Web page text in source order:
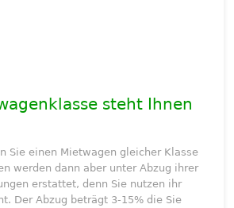
steht Ihnen
Sie einen Mietwagen gleicher Klasse
werden dann aber unter Abzug ihrer
erstattet, denn Sie nutzen ihr
Der Abzug beträgt 3-15% die Sie